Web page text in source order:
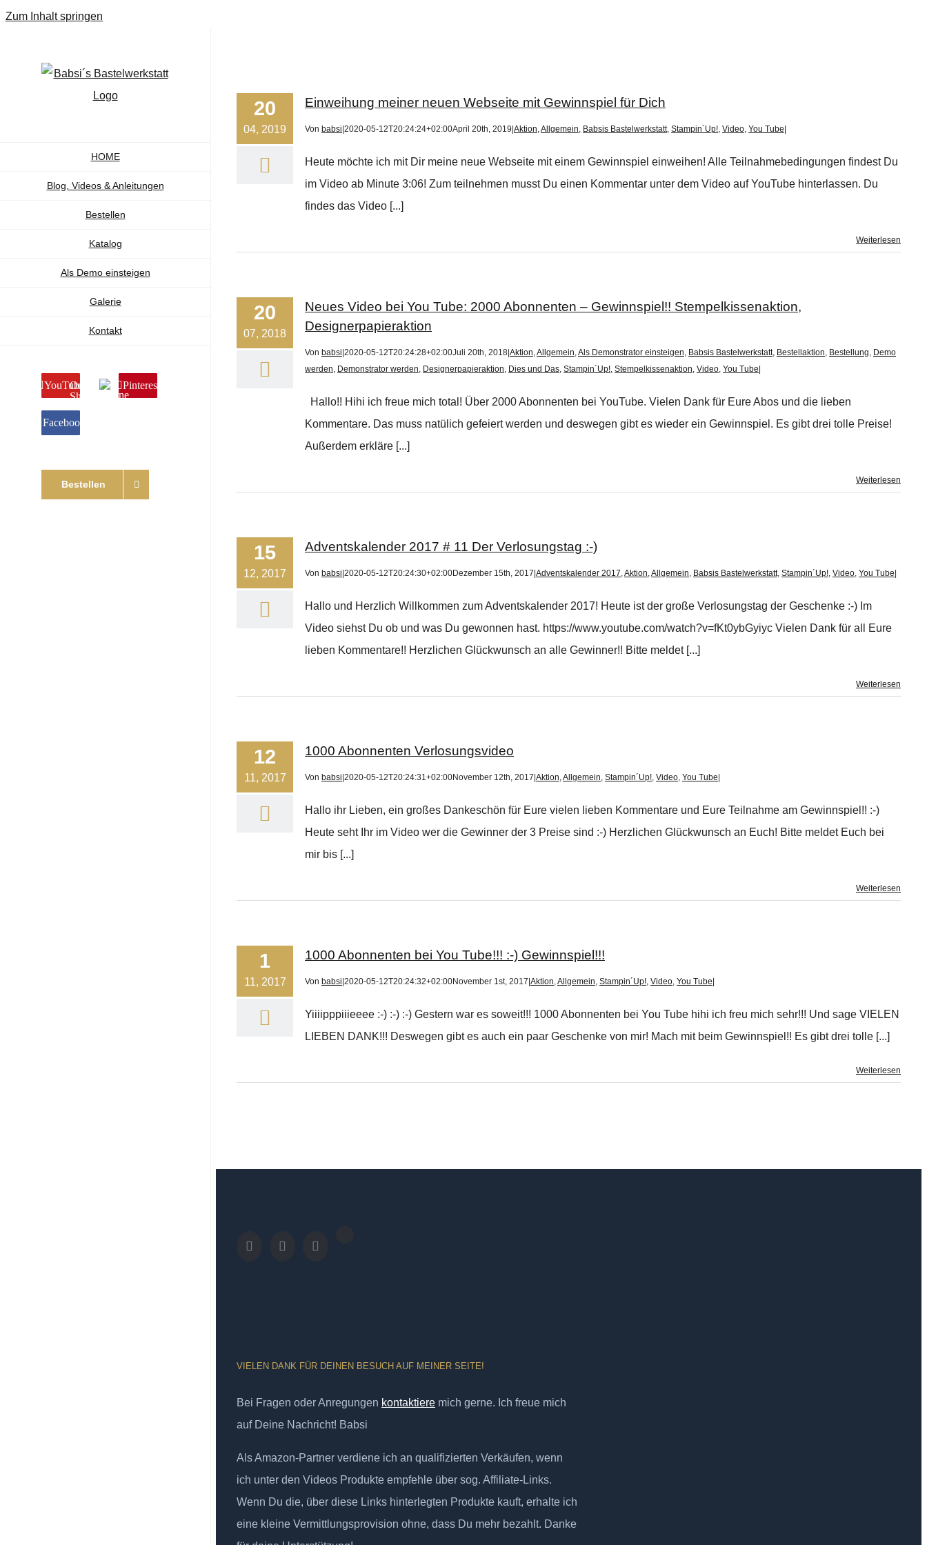
Zum Inhalt springen
HOME
Blog, Videos & Anleitungen
Bestellen
Katalog
Als Demo einsteigen
Galerie
Kontakt
YouTubeOnline
Shop
Pinterest
Facebook
Bestellen
20
04, 2019
Einweihung meiner neuen Webseite mit Gewinnspiel für Dich
Von babsi 2020-05-12T20:24:24+02:00April 20th, 2019 Aktion,Allgemein, Babsis Bastelwerkstatt, Stampin´Up!, Video, You Tube
Heute möchte ich mit Dir meine neue Webseite mit einem Gewinnspiel einweihen! Alle Teilnahmebedingungen findest Du
im Video ab Minute 3:06! Zum teilnehmen musst Du einen Kommentar unter dem Video auf YouTube hinterlassen. Du
findes das Video [...]
Weiterlesen
20
07, 2018
Neues Video bei You Tube: 2000 Abonnenten – Gewinnspiel!! Stempelkissenaktion,
Designerpapieraktion
Von babsi 2020-05-12T20:24:28+02:00Juli 20th, 2018 Aktion,Allgemein,Als Demonstrator einsteigen, Babsis Bastelwerkstatt, Bestellaktion, Bestellung, Demo
werden, Demonstrator werden, Designerpapieraktion, Dies und Das, Stampin´Up!, Stempelkissenaktion, Video, You Tube
Hallo!! Hihi ich freue mich total! Über 2000 Abonnenten bei YouTube. Vielen Dank für Eure Abos und die lieben
Kommentare. Das muss natülich gefeiert werden und deswegen gibt es wieder ein Gewinnspiel. Es gibt drei tolle Preise!
Außerdem erkläre [...]
Weiterlesen
15
12, 2017
Adventskalender 2017 # 11 Der Verlosungstag :-)
Von babsi 2020-05-12T20:24:30+02:00Dezember 15th, 2017 Adventskalender 2017,Aktion,Allgemein, Babsis Bastelwerkstatt, Stampin´Up!, Video, You Tube
Hallo und Herzlich Willkommen zum Adventskalender 2017! Heute ist der große Verlosungstag der Geschenke :-) Im
Video siehst Du ob und was Du gewonnen hast. https://www.youtube.com/watch?v=fKt0ybGyiyc Vielen Dank für all Eure
lieben Kommentare!! Herzlichen Glückwunsch an alle Gewinner!! Bitte meldet [...]
Weiterlesen
12
11, 2017
1000 Abonnenten Verlosungsvideo
Von babsi 2020-05-12T20:24:31+02:00November 12th, 2017 Aktion,Allgemein, Stampin´Up!, Video, You Tube
Hallo ihr Lieben, ein großes Dankeschön für Eure vielen lieben Kommentare und Eure Teilnahme am Gewinnspiel!! :-)
Heute seht Ihr im Video wer die Gewinner der 3 Preise sind :-) Herzlichen Glückwunsch an Euch! Bitte meldet Euch bei
mir bis [...]
Weiterlesen
1
11, 2017
1000 Abonnenten bei You Tube!!! :-) Gewinnspiel!!!
Von babsi 2020-05-12T20:24:32+02:00November 1st, 2017 Aktion,Allgemein, Stampin´Up!, Video, You Tube
Yiiiipppiiieeee :-) :-) :-) Gestern war es soweit!!! 1000 Abonnenten bei You Tube hihi ich freu mich sehr!!! Und sage VIELEN
LIEBEN DANK!!! Deswegen gibt es auch ein paar Geschenke von mir! Mach mit beim Gewinnspiel!! Es gibt drei tolle [...]
Weiterlesen
VIELEN DANK FÜR DEINEN BESUCH AUF MEINER SEITE!
Bei Fragen oder Anregungen kontaktiere mich gerne. Ich freue mich
auf Deine Nachricht! Babsi
Als Amazon-Partner verdiene ich an qualifizierten Verkäufen, wenn
ich unter den Videos Produkte empfehle über sog. Affiliate-Links.
Wenn Du die, über diese Links hinterlegten Produkte kauft, erhalte ich
eine kleine Vermittlungsprovision ohne, dass Du mehr bezahlt. Danke